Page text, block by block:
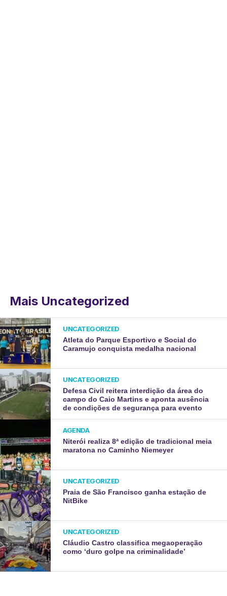
Mais Uncategorized
UNCATEGORIZED
Atleta do Parque Esportivo e Social do
Caramujo conquista medalha nacional
UNCATEGORIZED
Defesa Civil reitera interdição da área do
campo do Caio Martins e aponta ausência
de condições de segurança para evento
AGENDA
Niterói realiza 8ª edição de tradicional meia
maratona no Caminho Niemeyer
UNCATEGORIZED
Praia de São Francisco ganha estação de
NitBike
UNCATEGORIZED
Cláudio Castro classifica megaoperação
como ‘duro golpe na criminalidade’